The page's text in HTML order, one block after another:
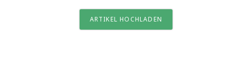
ARTIKEL HOCHLADEN